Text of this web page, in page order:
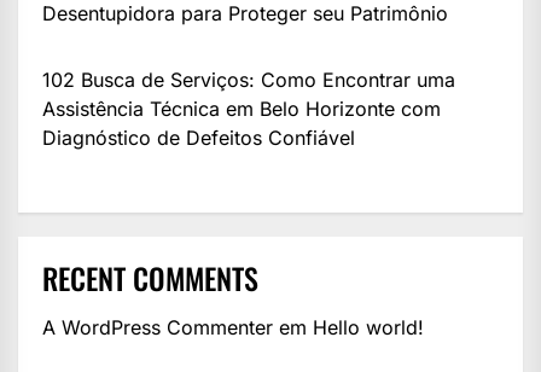
Desentupidora para Proteger seu Patrimônio
102 Busca de Serviços: Como Encontrar uma
Assistência Técnica em Belo Horizonte com
Diagnóstico de Defeitos Confiável
RECENT COMMENTS
A WordPress Commenter em Hello world!